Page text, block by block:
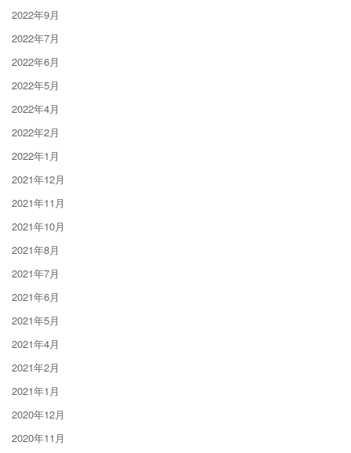
2022年9月
2022年7月
2022年6月
2022年5月
2022年4月
2022年2月
2022年1月
2021年12月
2021年11月
2021年10月
2021年8月
2021年7月
2021年6月
2021年5月
2021年4月
2021年2月
2021年1月
2020年12月
2020年11月